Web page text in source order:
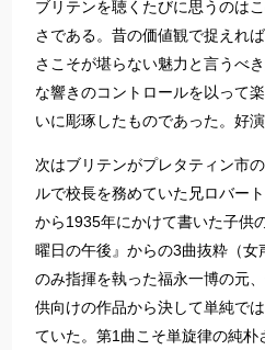
ブリテンを聴くたびに思うのは
さである。昔の価値観で捉えれ
さこそが堪らない魅力と言うべ
な響きのコントロールを以って
いに彫琢したものであった。好演
次はブリテンがプレタティン市
ルで校長を務めていた兄ロバー
から1935年にかけて書いた子供
曜日の午後』からの3曲抜粋（女
のみ指揮を執った福永一博の元
供向けの作品から決して単純で
ていた。第1曲こそ単旋律の純朴